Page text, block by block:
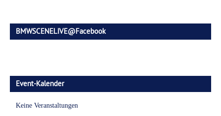
BMWSCENELIVE@Facebook
Event-Kalender
Keine Veranstaltungen